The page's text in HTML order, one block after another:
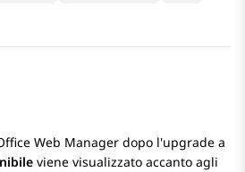
Web Manager dopo l'upgrade a
viene visualizzato accanto agli